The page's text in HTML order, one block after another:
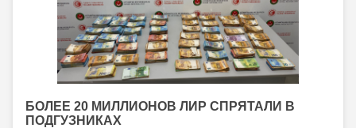
БОЛЕЕ 20 МИЛЛИОНОВ ЛИР СПРЯТАЛИ В
ПОДГУЗНИКАХ